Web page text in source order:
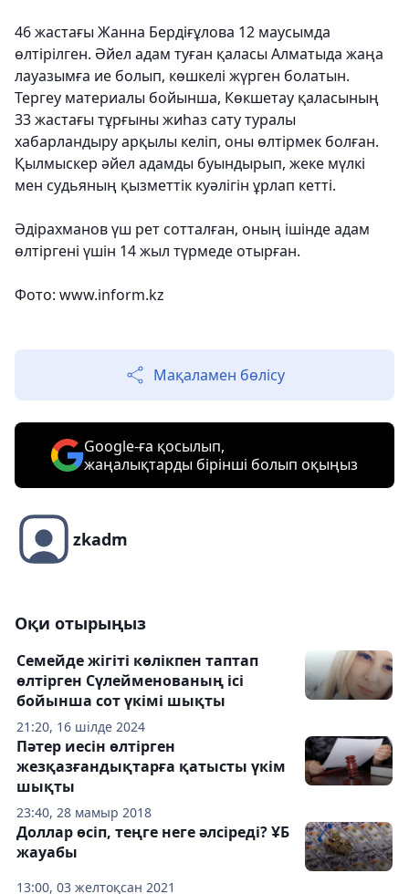
46 жастағы Жанна Бердіғұлова 12 маусымда
өлтірілген. Әйел адам туған қаласы Алматыда жаңа
лауазымға ие болып, көшкелі жүрген болатын.
Тергеу материалы бойынша, Көкшетау қаласының
33 жастағы тұрғыны жиһаз сату туралы
хабарландыру арқылы келіп, оны өлтірмек болған.
Қылмыскер әйел адамды буындырып, жеке мүлкі
мен судьяның қызметтік куәлігін ұрлап кетті.
Әдірахманов үш рет сотталған, оның ішінде адам
өлтіргені үшін 14 жыл түрмеде отырған.
Фото: www.inform.kz
Мақаламен бөлісу
Google-ға қосылып,
жаңалықтарды бірінші болып оқыңыз
zkadm
Оқи отырыңыз
21:20, 16 шілде 2024
Семейде жігіті көлікпен таптап
өлтірген Сүлейменованың ісі
бойынша сот үкімі шықты
23:40, 28 мамыр 2018
Пәтер иесін өлтірген
жезқазғандықтарға қатысты үкім
шықты
13:00, 03 желтоқсан 2021
Доллар өсіп, теңге неге әлсіреді? ҰБ
жауабы